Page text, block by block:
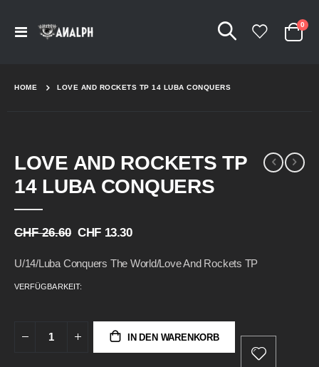
Navigation
Cart
0
HOME LOVE AND ROCKETS TP 14 LUBA CONQUERS
LOVE AND ROCKETS TP
14 LUBA CONQUERS
CHF 26.60 CHF 13.30
U/14/Luba Conquers The World/Love And Rockets TP
VERFÜGBARKEIT:
IN DEN WARENKORB
to
the
end
images
to
the
beginning
images